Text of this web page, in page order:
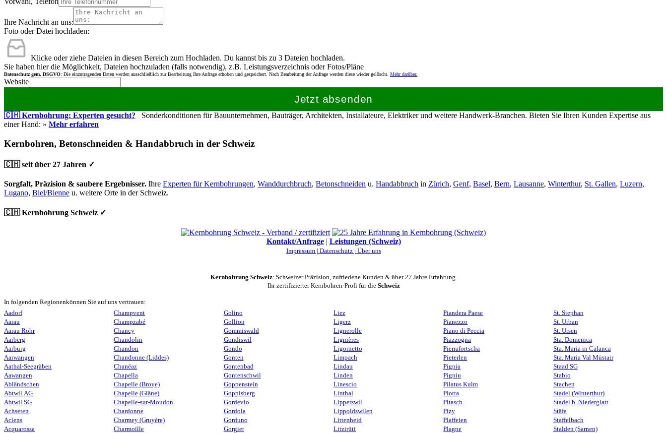
Ihre Nachricht an uns:
Foto oder Datei hochladen:
Klicke oder ziehe Dateien in diesen Bereich zum Hochladen. Du kannst bis zu 3 Dateien hochladen.
Sie haben hier die Möglichkeit, Dateien hochzuladen (falls notwendig), z.B. Leistungsverzeichnis oder Fotos/Pläne
Datenschutz gem. DSGVO: Die einzutragenden Daten werden ausschließlich zur Bearbeitung Ihre Anfrage erhoben und gespeichert. Nach Bearbeitung der Anfrage werden diese wieder gelöscht. Mehr darüber.
Website
Jetzt absenden
🇨🇭 Kernbohrung: Experten gesucht? Sonderkonditionen für Bauunternehmen, Bauträger, Architekten, Installateure, Elektriker und weitere Handwerk-Branchen. Bieten Sie Ihren Kunden Expertise aus
einer Hand: » Mehr erfahren
Kernbohren, Betonschneiden & Handabbruch in der Schweiz
🇨🇭 seit über 27 Jahren ✓
Sorgfalt, Präzision & saubere Ergebnisser. Ihre Experten für Kernbohrungen, Wanddurchbruch, Betonschneiden u. Handabbruch in Zürich, Genf, Basel, Bern, Lausanne, Winterthur, St. Gallen, Luzern,
Lugano, Biel/Bienne u. weitere Orte in der Schweiz.
🇨🇭 Kernbohrung Schweiz ✓
Kontakt/Anfrage| Leistungen (Schweiz)
Impressum | Datenschutz | Über uns
Kernbohrung Schweiz: Schweizer Präzision, zufriedene Kunden & über 27 Jahre Erfahrung.
Ihr zertifizierter Kernbohren-Profi für die Schweiz
In folgenden Regionenkönnen Sie auf uns vertrauen:
Aadorf
Aarau
Aarau Rohr
Aarberg
Aarburg
Aarwangen
Aathal-Seegräben
Aawangen
Abländschen
Abtwil AG
Abtwil SG
Achseten
Aclens
Acquarossa
Champvent
Champzabé
Chancy
Chandolin
Chandon
Chandonne (Liddes)
Chanéaz
Chapella
Chapelle (Broye)
Chapelle (Glâne)
Chapelle-sur-Moudon
Chardonne
Charmey (Gruyère)
Charmoille
Golino
Gollion
Gommiswald
Gondiswil
Gondo
Gonten
Gontenbad
Gontenschwil
Goppenstein
Goppisberg
Gordevio
Gordola
Gorduno
Gorgier
Liez
Ligerz
Lignerolle
Lignières
Ligornetto
Limpach
Lindau
Linden
Linescio
Linthal
Lipperswil
Lippoldswilen
Littenheid
Litzirüti
Piandera Paese
Pianezzo
Piano di Peccia
Piazzogna
Pierrafortscha
Pieterlen
Pignia
Pigniu
Pilatus Kulm
Piotta
Pitasch
Pizy
Plaffeien
Plagne
St. Stephan
St. Urban
St. Ursen
Sta. Domenica
Sta. Maria in Calanca
Sta. Maria Val Müstair
Staad SG
Stabio
Stachen
Stadel (Winterthur)
Stadel b. Niederglatt
Stäfa
Staffelbach
Stalden (Sarnen)